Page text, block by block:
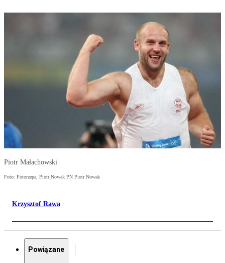
Piotr Małachowski
Foto: Fotorzepa, Piotr Nowak PN Piotr Nowak
Krzysztof Rawa
Powiązane